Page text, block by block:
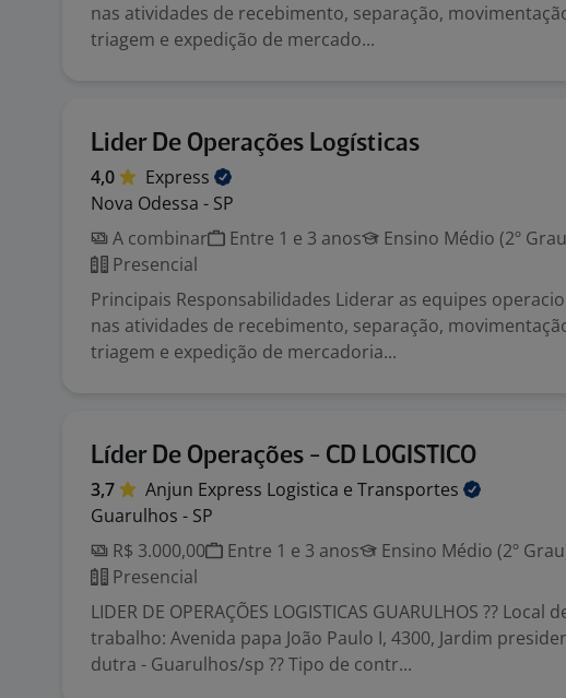
nas atividades de recebimento, separação,
triagem e expedição de mercado...
Lider De Operações Logísticas
4,0
Express
Nova Odessa - SP
A combinar
Entre 1 e 3 anos
Ensino Médio (2º
Presencial
Principais Responsabilidades Liderar as equipes
nas atividades de recebimento, separação,
triagem e expedição de mercadoria...
Líder De Operações - CD LOGISTICO
3,7 Anjun Express Logistica e Transportes
Guarulhos - SP
R$ 3.000,00
Entre 1 e 3 anos
Ensino Médio (2º
Presencial
LIDER DE OPERAÇÕES LOGISTICAS GUARULHOS ?? Local
trabalho: Avenida papa João Paulo I, 4300, Jardim
dutra - Guarulhos/sp ?? Tipo de contr...